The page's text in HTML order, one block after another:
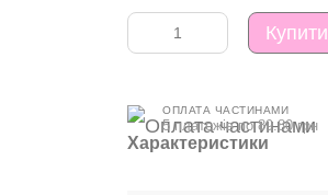
Купити
ОПЛАТА ЧАСТИНАМИ
5 платежів по 89.80 грн
Характеристики